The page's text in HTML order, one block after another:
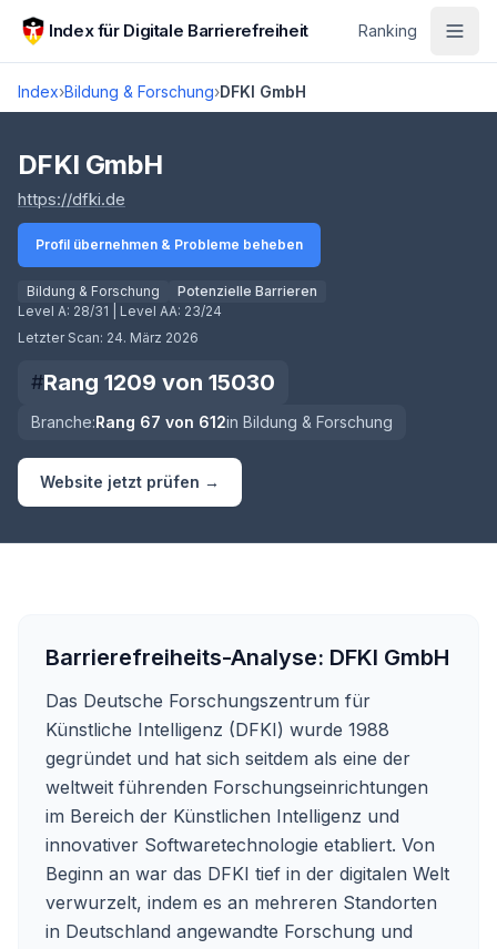
Zum Hauptinhalt springen
Index für Digitale Barrierefreiheit Ranking
Index›Bildung & Forschung›DFKI GmbH
Score lädt
DFKI GmbH
https://dfki.de
Profil übernehmen & Probleme beheben
Bildung & Forschung
Potenzielle Barrieren
Level A: 28/31 | Level AA: 23/24
Letzter Scan: 24. März 2026
#Rang 1209 von 15030
Branche:Rang 67 von 612in Bildung & Forschung
Website jetzt prüfen →
Barrierefreiheits-Analyse: DFKI GmbH
Das Deutsche Forschungszentrum für
Künstliche Intelligenz (DFKI) wurde 1988
gegründet und hat sich seitdem als eine der
weltweit führenden Forschungseinrichtungen
im Bereich der Künstlichen Intelligenz und
innovativer Softwaretechnologie etabliert. Von
Beginn an war das DFKI tief in der digitalen Welt
verwurzelt, indem es an mehreren Standorten
in Deutschland angewandte Forschung und